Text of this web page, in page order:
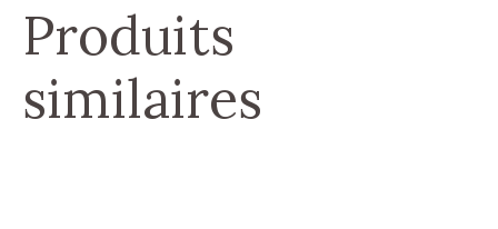
Produits
similaires